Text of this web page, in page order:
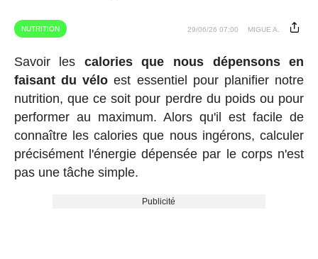
NUTRITION 29/06/26 07:00 MIGUE A.
Savoir les calories que nous dépensons en
faisant du vélo est essentiel pour planifier notre
nutrition, que ce soit pour perdre du poids ou pour
performer au maximum. Alors qu'il est facile de
connaître les calories que nous ingérons, calculer
précisément l'énergie dépensée par le corps n'est
pas une tâche simple.
Publicité